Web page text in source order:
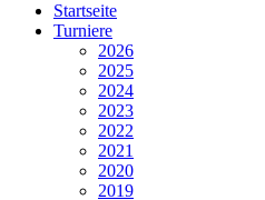
Startseite
Turniere
2026
2025
2024
2023
2022
2021
2020
2019